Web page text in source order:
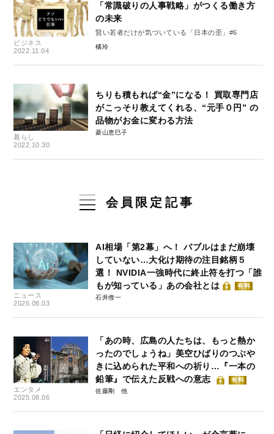
ビジネス
2022.11.04
「常識破りの人事戦略」がつくる働き方
の未来
賢い若者だけが気づいている「日本の歪」#6
橘玲
暮らし
2022.10.30
ちりも積もれば“金”になる！ 買取専門店
がこっそり教えてくれる、“元手０円” の
品物がお金に変わる方法
菱山恵巳子
会員限定記事
ニュース
2026.08.03
AI相場「第2幕」へ！ バブルはまだ崩壊
していない…大化け期待の注目銘柄５
選！ NVIDIA一強時代に終止符を打つ「誰
もが知っている」あの会社とは
有料
石井僚一
エンタメ
2025.08.06
「あの時、広島の人たちは、もっと熱か
ったのでしょうね」美空ひばりのつぶや
きに込められた平和への祈り…『一本の
鉛筆』で伝えた反戦への意志
有料
佐藤剛